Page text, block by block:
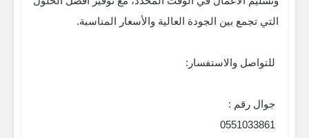
التي تجمع بين الجودة العالية والأسعار المناسبة.
للتواصل والاستفسار:
جوال رقم :
0551033861